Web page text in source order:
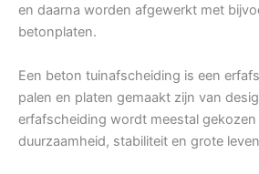
en daarna worden afgewerkt met
betonplaten.
Een beton tuinafscheiding is een
palen en platen gemaakt zijn van
erfafscheiding wordt meestal
duurzaamheid, stabiliteit en grote